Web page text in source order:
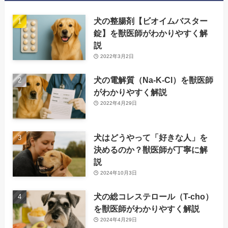
犬の整腸剤【ビオイムバスター
錠】を獣医師がわかりやすく解
説
2022年3月2日
犬の電解質（Na-K-Cl）を獣医師
がわかりやすく解説
2022年4月29日
犬はどうやって「好きな人」を
決めるのか？獣医師が丁寧に解
説
2024年10月3日
犬の総コレステロール（T-cho）
を獣医師がわかりやすく解説
2024年4月29日